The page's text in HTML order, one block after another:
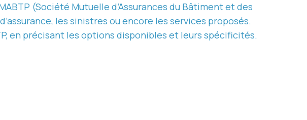
(Société Mutuelle d’Assurances du Bâtiment et des
les sinistres ou encore les services proposés.
en précisant les options disponibles et leurs spécificités.